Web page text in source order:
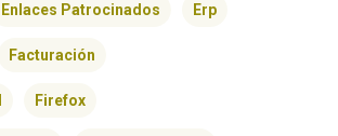
Enlaces Patrocinados Erp
Facturación
Firefox